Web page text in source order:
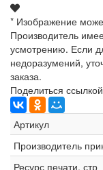
* Изображение
Производитель
усмотрению. Если
недоразумений,
заказа.
Поделиться
Артикул
Производитель
Ресурс печати, стр